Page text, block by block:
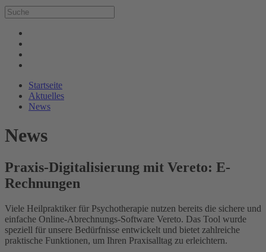
Startseite
Aktuelles
News
News
Praxis-Digitalisierung mit Vereto: E-
Rechnungen
Viele Heilpraktiker für Psychotherapie nutzen bereits die sichere und
einfache Online-Abrechnungs-Software Vereto. Das Tool wurde
speziell für unsere Bedürfnisse entwickelt und bietet zahlreiche
praktische Funktionen, um Ihren Praxisalltag zu erleichtern.